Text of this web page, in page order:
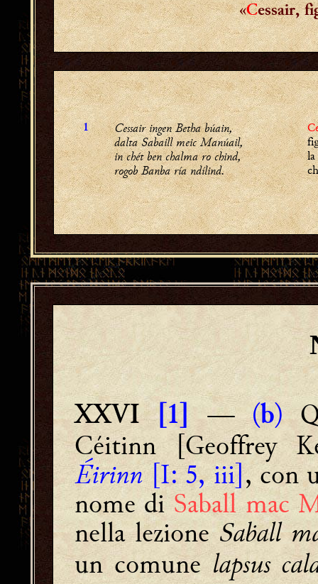
«Cessair,
1
Cessair ingen Betha búain,
dalta Sabaill meic Manúail,
in chét ben chalma ro chind,
rogob Banba ría ndílind.
XXVI[1] —(b)
Céitinn [Geoffrey
Éirinn [I: 5, iii], con
nome diSaball mac
nella lezioneSaḃall
un comunelapsus